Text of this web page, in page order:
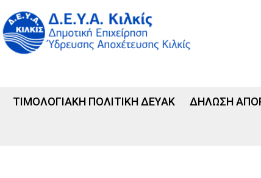
ΤΙΜΟΛΟΓΙΑΚΗ ΠΟΛΙΤΙΚΗ ΔΕΥΑΚ ΔΗΛΩΣΗ